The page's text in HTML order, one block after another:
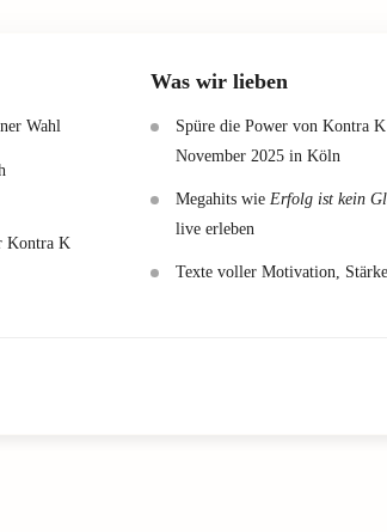
Wahl
Kontra K
Was wir lieben
Spüre die Power von Kontra
November 2025 in Köln
Megahits wie Erfolg ist kein
live erleben
Texte voller Motivation,